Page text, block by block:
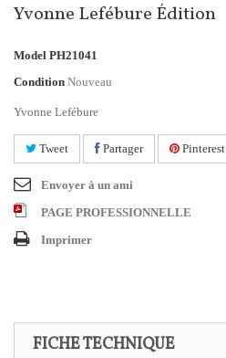
Yvonne Lefébure Édition
Model PH21041
Condition Nouveau
Yvonne Lefébure
Tweet Partager Pinterest
Envoyer à un ami
PAGE PROFESSIONNELLE
Imprimer
FICHE TECHNIQUE